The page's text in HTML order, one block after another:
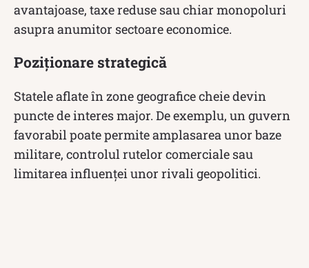
avantajoase, taxe reduse sau chiar monopoluri
asupra anumitor sectoare economice.
Poziționare strategică
Statele aflate în zone geografice cheie devin
puncte de interes major. De exemplu, un guvern
favorabil poate permite amplasarea unor baze
militare, controlul rutelor comerciale sau
limitarea influenței unor rivali geopolitici.